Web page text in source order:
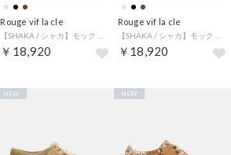
Rouge vif la cle
￥18,920
Rouge vif la cle
￥18,920
NEW NEW